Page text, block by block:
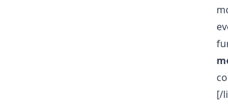
[/